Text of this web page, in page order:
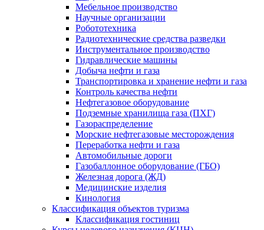
Мебельное производство
Научные организации
Робототехника
Радиотехнические средства разведки
Инструментальное производство
Гидравлические машины
Добыча нефти и газа
Транспортировка и хранение нефти и газа
Контроль качества нефти
Нефтегазовое оборудование
Подземные хранилища газа (ПХГ)
Газораспределение
Морские нефтегазовые месторождения
Переработка нефти и газа
Автомобильные дороги
Газобаллонное оборудование (ГБО)
Железная дорога (ЖД)
Медицинские изделия
Кинология
Классификация объектов туризма
Классификация гостиниц